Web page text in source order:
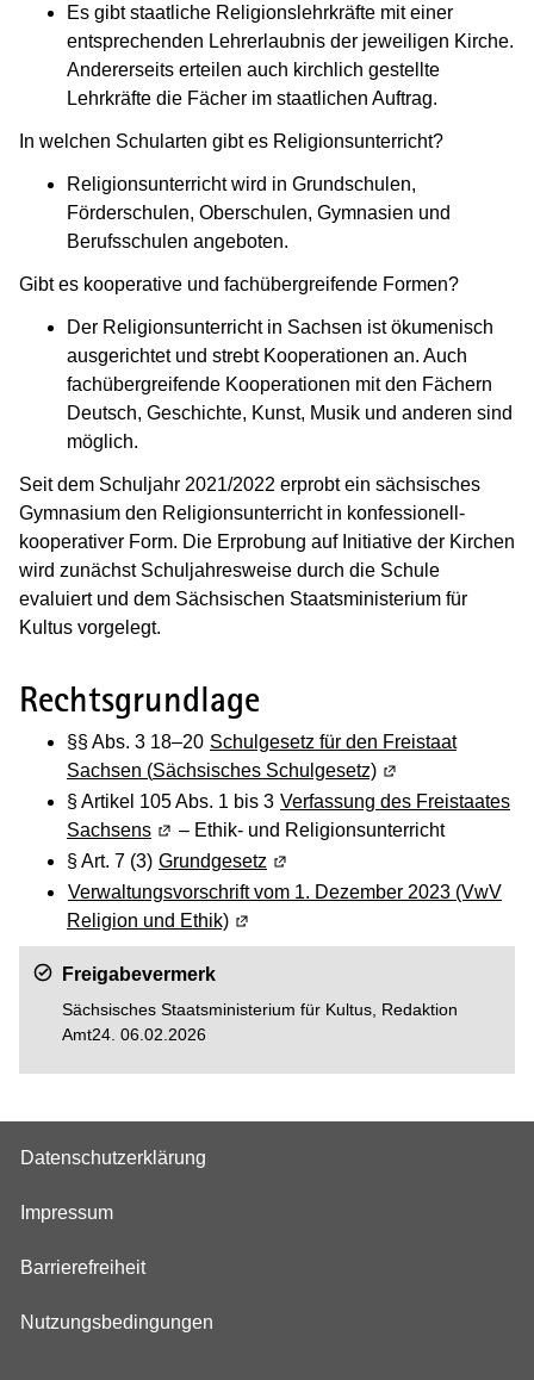
Es gibt staatliche Religionslehrkräfte mit einer
entsprechenden Lehrerlaubnis der jeweiligen Kirche.
Andererseits erteilen auch kirchlich gestellte
Lehrkräfte die Fächer im staatlichen Auftrag.
In welchen Schularten gibt es Religionsunterricht?
Religionsunterricht wird in Grundschulen,
Förderschulen, Oberschulen, Gymnasien und
Berufsschulen angeboten.
Gibt es kooperative und fachübergreifende Formen?
Der Religionsunterricht in Sachsen ist ökumenisch
ausgerichtet und strebt Kooperationen an. Auch
fachübergreifende Kooperationen mit den Fächern
Deutsch, Geschichte, Kunst, Musik und anderen sind
möglich.
Seit dem Schuljahr 2021/2022 erprobt ein sächsisches
Gymnasium den Religionsunterricht in konfessionell-
kooperativer Form. Die Erprobung auf Initiative der Kirchen
wird zunächst Schuljahresweise durch die Schule
evaluiert und dem Sächsischen Staatsministerium für
Kultus vorgelegt.
Rechtsgrundlage
§§ Abs. 3 18–20 Schulgesetz für den Freistaat
Sachsen (Sächsisches Schulgesetz) (Wird in einem
§ Artikel 105 Abs. 1 bis 3 Verfassung des Freistaates
Sachsens (Wird in einem neuen Fenster geöffnet)
– Ethik- und Religionsunterricht
§ Art. 7 (3) Grundgesetz (Wird in einem neuen Fenster
Verwaltungsvorschrift vom 1. Dezember 2023 (VwV
Religion und Ethik) (Wird in einem neuen Fenster
Freigabevermerk
Sächsisches Staatsministerium für Kultus, Redaktion
Amt24. 06.02.2026
Datenschutzerklärung
Impressum
Barrierefreiheit
Nutzungsbedingungen